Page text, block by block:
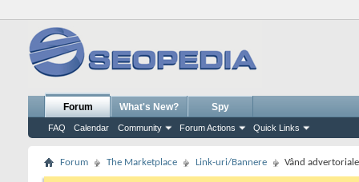
Forum
FAQ Calendar Community Forum Actions Quick Links
What's New? Spy
Forum The Marketplace Link-uri/Bannere Vând